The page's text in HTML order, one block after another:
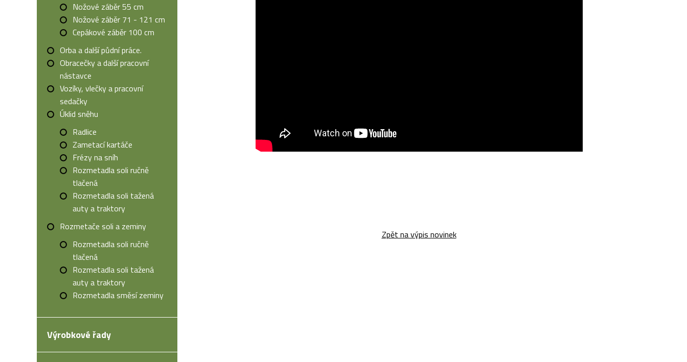
Nožové záběr 55 cm
Nožové záběr 71 - 121 cm
Cepákové záběr 100 cm
Orba a další půdní práce.
Obracečky a další pracovní
nástavce
Vozíky, vlečky a pracovní
sedačky
Úklid sněhu
Radlice
Zametací kartáče
Frézy na sníh
Rozmetadla soli ručně
tlačená
Rozmetadla soli tažená
auty a traktory
Rozmetače soli a zeminy
Rozmetadla soli ručně
tlačená
Rozmetadla soli tažená
auty a traktory
Rozmetadla směsí zeminy
Výrobkové řady
Zpět na výpis novinek